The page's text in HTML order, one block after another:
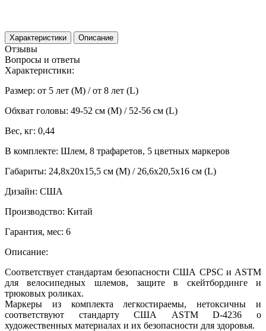
Характеристики Описание
Отзывы
Вопросы и ответы
Характеристики:
Размер: от 5 лет (М) / от 8 лет (L)
Обхват головы: 49-52 см (М) / 52-56 см (L)
Вес, кг: 0,44
В комплекте: Шлем, 8 трафаретов, 5 цветных маркеров
Габариты: 24,8х20х15,5 см (М) / 26,6x20,5x16 см (L)
Дизайн: США
Производство: Китай
Гарантия, мес: 6
Описание:
Соответствует стандартам безопасности США CPSC и ASTM
для велосипедных шлемов, защите в скейтбординге и
трюковых роликах.
Маркеры из комплекта легкостираемы, нетоксичны и
соответствуют стандарту США ASTM D-4236 о
художественных материалах и их безопасности для здоровья.